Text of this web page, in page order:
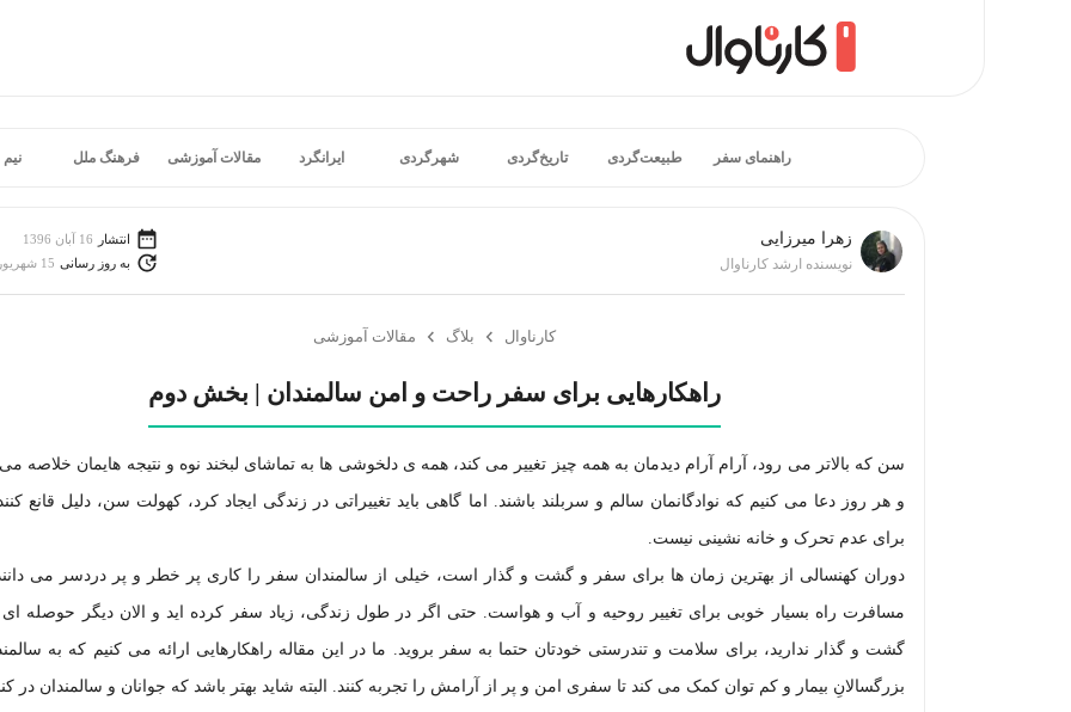
راهنمای سفر طبیعت‌گردی تاریخ‌گردی شهرگردی ایرانگرد مقالات آموزشی فرهنگ ملل نیم
زهرا میرزایی
نویسنده ارشد کارناوال
انتشار
16 آبان 1396
به روز رسانی 15 شهریور 1398
کارناوال بلاگ مقالات آموزشی
راهکارهایی برای سفر راحت و امن سالمندان | بخش دوم
سن که بالاتر می رود، آرام آرام دیدمان به همه چیز تغییر می کند، همه ی دلخوشی ها به تماشای لبخند نوه و نتیجه هایمان خلاصه
و هر روز دعا می کنیم که نوادگانمان سالم و سربلند باشند. اما گاهی باید تغییراتی در زندگی ایجاد کرد، کهولت سن، دلیل قانع
برای عدم تحرک و خانه نشینی نیست.
دوران کهنسالی از بهترین زمان ها برای سفر و گشت و گذار است، خیلی از سالمندان سفر را کاری پر خطر و پر دردسر می
مسافرت راه بسیار خوبی برای تغییر روحیه و آب و هواست. حتی اگر در طول زندگی، زیاد سفر کرده اید و الان دیگر حوصله ای
گشت و گذار ندارید، برای سلامت و تندرستی خودتان حتما به سفر بروید. ما در این مقاله راهکارهایی ارائه می کنیم که به
بزرگسالانِ بیمار و کم توان کمک می کند تا سفری امن و پر از آرامش را تجربه کنند. البته شاید بهتر باشد که جوانان و سالمندان در